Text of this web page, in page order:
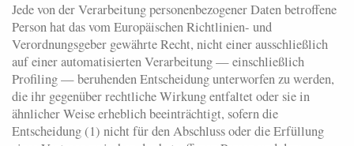
Jede von der Verarbeitung personenbezogener Daten betroffene
Person hat das vom Europäischen Richtlinien- und
Verordnungsgeber gewährte Recht, nicht einer ausschließlich
auf einer automatisierten Verarbeitung — einschließlich
Profiling — beruhenden Entscheidung unterworfen zu werden,
die ihr gegenüber rechtliche Wirkung entfaltet oder sie in
ähnlicher Weise erheblich beeinträchtigt, sofern die
Entscheidung (1) nicht für den Abschluss oder die Erfüllung